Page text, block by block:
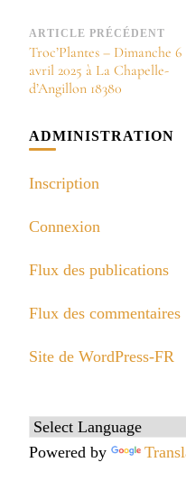
Navigation
d’article
ARTICLE PRÉCÉDENT
Troc’Plantes – Dimanche 6
avril 2025 à La Chapelle-
d’Angillon 18380
ADMINISTRATION
Inscription
Connexion
Flux des publications
Flux des commentaires
Site de WordPress-FR
Powered by